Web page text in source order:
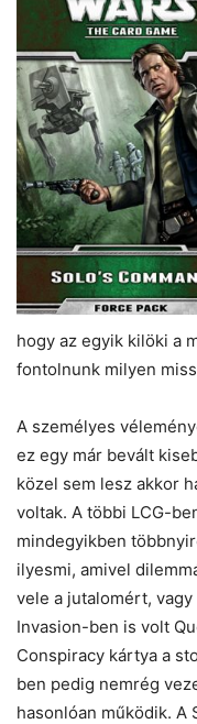
hogy az egyik kilöki a
fontolnunk milyen
A személyes
ez egy már bevált
közel sem lesz akkor
voltak. A többi LCG-
mindegyikben
ilyesmi, amivel
vele a jutalomért,
Invasion-ben is volt
Conspiracy kártya a
ben pedig nemrég
hasonlóan működik.